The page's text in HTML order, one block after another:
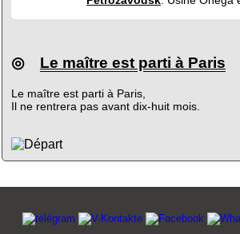
◎ Le maître est parti à Paris
Le maître est parti à Paris,
Il ne rentrera pas avant dix-huit mois.